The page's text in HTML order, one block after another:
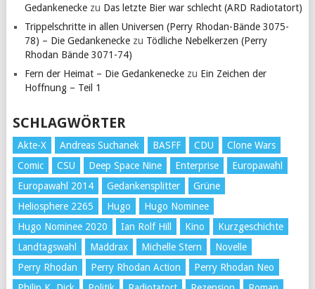
Gedankeneckezu Das letzte Bier war schlecht (ARD Radiotatort)
Trippelschritte in allen Universen (Perry Rhodan-Bände 3075-
78) – Die Gedankeneckezu Tödliche Nebelkerzen (Perry
Rhodan Bände 3071-74)
Fern der Heimat – Die Gedankeneckezu Ein Zeichen der
Hoffnung – Teil 1
SCHLAGWÖRTER
Akte-X Andreas Suchanek BASFF CDU
Clone Wars
Comic
CSU Deep Space Nine Enterprise
Europawahl
Europawahl 2014
Gedankensplitter
Grüne
Heliosphere 2265
Hugo
Hugo Nominee
Hugo Nominee 2020
Ian Rolf Hill Kino
Kurzgeschichte
Landtagswahl
Maddrax Michelle Stern
Novelle
Perry Rhodan
Perry Rhodan Action
Perry Rhodan Neo